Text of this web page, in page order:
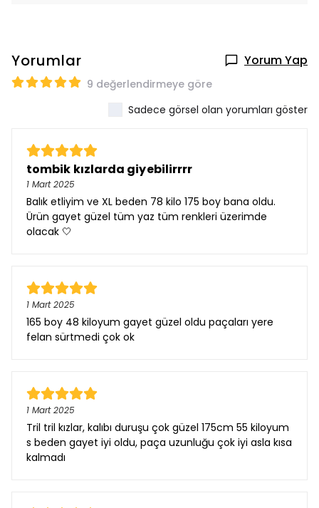
Yorumlar Yorum Yap
9 değerlendirmeye göre
Sadece görsel olan yorumları göster
tombik kızlarda giyebilirrrr
1 Mart 2025
Balık etliyim ve XL beden 78 kilo 175 boy bana oldu.
Ürün gayet güzel tüm yaz tüm renkleri üzerimde
olacak 🤍
1 Mart 2025
165 boy 48 kiloyum gayet güzel oldu paçaları yere
felan sürtmedi çok ok
1 Mart 2025
Tril tril kızlar, kalıbı duruşu çok güzel 175cm 55 kiloyum
s beden gayet iyi oldu, paça uzunluğu çok iyi asla kısa
kalmadı